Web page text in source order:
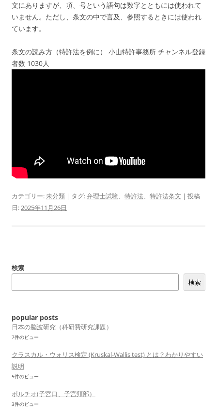
文にありますが、項、号という語句は数字とともには使われて
いません。ただし、条文の中で言及、参照するときには使われ
ています。
条文の読み方（特許法を例に） 小山特許事務所 チャンネル登録
者数 1030人
カテゴリー:未分類 | タグ:弁理士試験、 特許法、 特許法条文 | 投稿
日:2025年11月26日 |
検索
検索
popular posts
日本の脳波研究（科研費研究課題）
7件のビュー
クラスカル・ウォリス検定 (Kruskal-Wallis test) とは？わかりやすい
説明
5件のビュー
ポルチオ(子宮口、子宮頚部）
3件のビュー